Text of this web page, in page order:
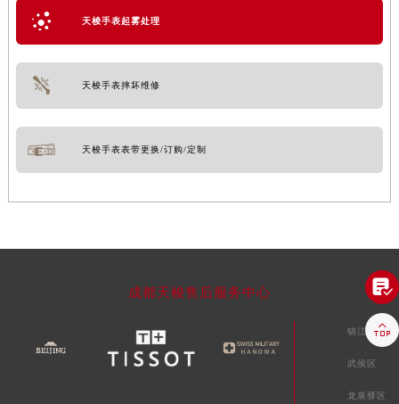
天梭手表起雾处理
天梭手表摔坏维修
天梭手表表带更换/订购/定制
成都天梭售后服务中心
锦江区
武侯区
龙泉驿区

